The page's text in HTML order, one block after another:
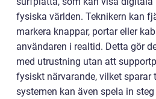
fysiska världen. Teknikern kan
markera knappar, portar eller
användaren i realtid. Detta gör
med utrustning utan att
fysiskt närvarande, vilket sparar
systemen kan även spela in